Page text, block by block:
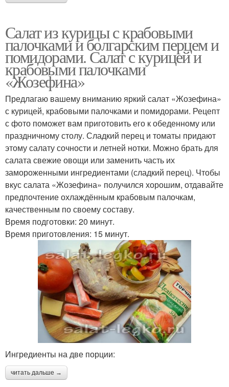
Салат из курицы с крабовыми
палочками и болгарским перцем и
помидорами. Салат с курицей и
крабовыми палочками
«Жозефина»
Предлагаю вашему вниманию яркий салат «Жозефина»
с курицей, крабовыми палочками и помидорами. Рецепт
с фото поможет вам приготовить его к обеденному или
праздничному столу. Сладкий перец и томаты придают
этому салату сочности и летней нотки. Можно брать для
салата свежие овощи или заменить часть их
замороженными ингредиентами (сладкий перец). Чтобы
вкус салата «Жозефина» получился хорошим, отдавайте
предпочтение охлаждённым крабовым палочкам,
качественным по своему составу.
Время подготовки: 20 минут.
Время приготовления: 15 минут.
Ингредиенты на две порции:
читать дальше →